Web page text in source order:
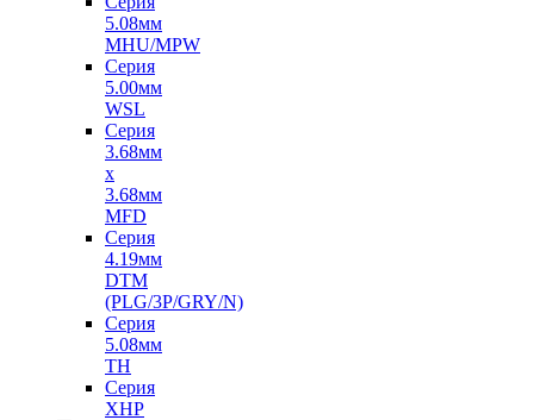
5.08мм
MHU/MPW
Серия
5.00мм
WSL
Серия
3.68мм
х
3.68мм
MFD
Серия
4.19мм
DTM
(PLG/3P/GRY/N)
Серия
5.08мм
TH
Серия
XHP